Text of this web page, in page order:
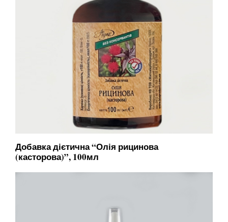
Добавка дієтична “Олія рицинова
(касторова)”, 100мл